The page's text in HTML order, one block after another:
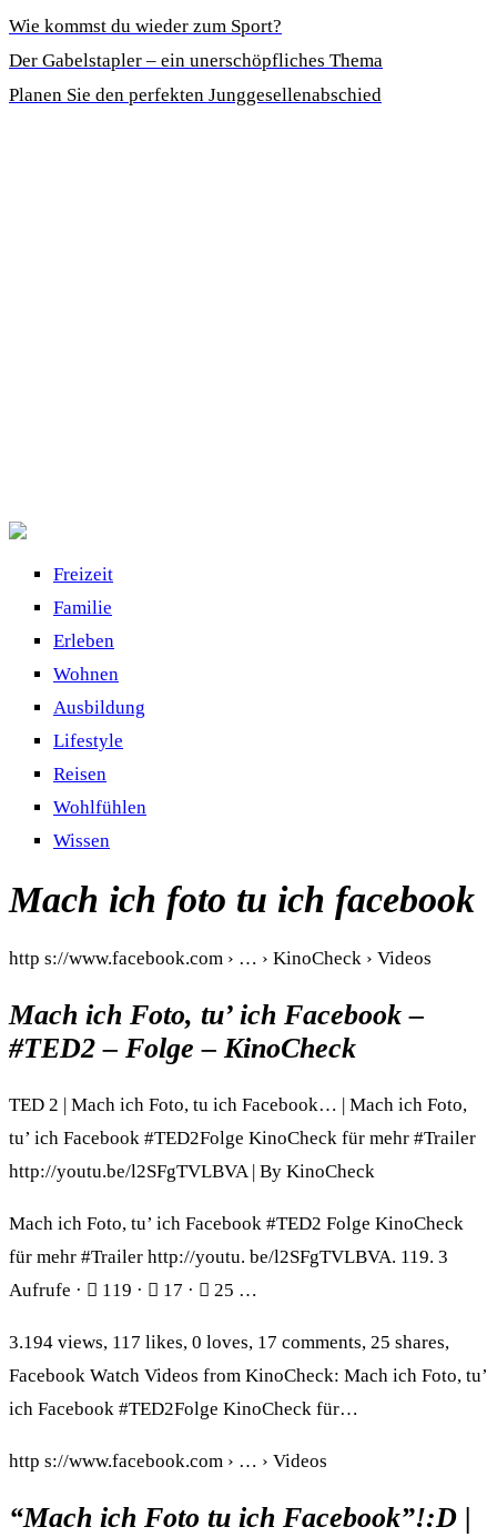
Wie kommst du wieder zum Sport?
Der Gabelstapler – ein unerschöpfliches Thema
Planen Sie den perfekten Junggesellenabschied
Freizeit
Familie
Erleben
Wohnen
Ausbildung
Lifestyle
Reisen
Wohlfühlen
Wissen
Mach ich foto tu ich facebook
http s://www.facebook.com › … › KinoCheck › Videos
Mach ich Foto, tu’ ich Facebook –
#TED2 – Folge – KinoCheck
TED 2 | Mach ich Foto, tu ich Facebook… | Mach ich Foto,
tu’ ich Facebook #TED2Folge KinoCheck für mehr #Trailer
http://youtu.be/l2SFgTVLBVA | By KinoCheck
Mach ich Foto, tu’ ich Facebook #TED2 Folge KinoCheck
für mehr #Trailer http://youtu. be/l2SFgTVLBVA. 119. 3
Aufrufe · 󰤥 119 · 󰤦 17 · 󰤧 25 …
3.194 views, 117 likes, 0 loves, 17 comments, 25 shares,
Facebook Watch Videos from KinoCheck: Mach ich Foto, tu’
ich Facebook #TED2Folge KinoCheck für…
http s://www.facebook.com › … › Videos
“Mach ich Foto tu ich Facebook”!:D |